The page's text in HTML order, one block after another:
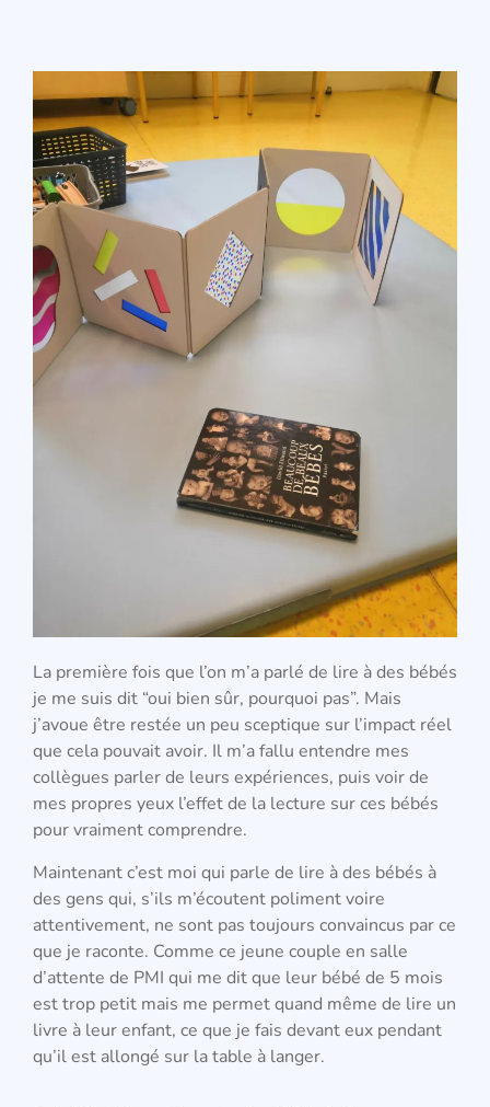
La première fois que l’on m’a parlé de lire à des bébés
je me suis dit “oui bien sûr, pourquoi pas”. Mais
j’avoue être restée un peu sceptique sur l’impact réel
que cela pouvait avoir. Il m’a fallu entendre mes
collègues parler de leurs expériences, puis voir de
mes propres yeux l’effet de la lecture sur ces bébés
pour vraiment comprendre.
Maintenant c’est moi qui parle de lire à des bébés à
des gens qui, s’ils m’écoutent poliment voire
attentivement, ne sont pas toujours convaincus par ce
que je raconte. Comme ce jeune couple en salle
d’attente de PMI qui me dit que leur bébé de 5 mois
est trop petit mais me permet quand même de lire un
livre à leur enfant, ce que je fais devant eux pendant
qu’il est allongé sur la table à langer.